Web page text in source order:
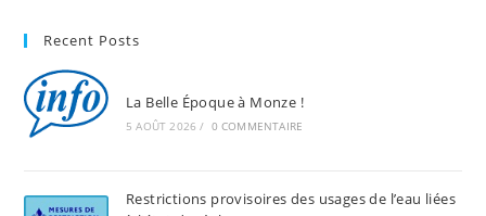
Recent Posts
La Belle Époque à Monze !
5 AOÛT 2026 / 0 COMMENTAIRE
Restrictions provisoires des usages de l’eau liées